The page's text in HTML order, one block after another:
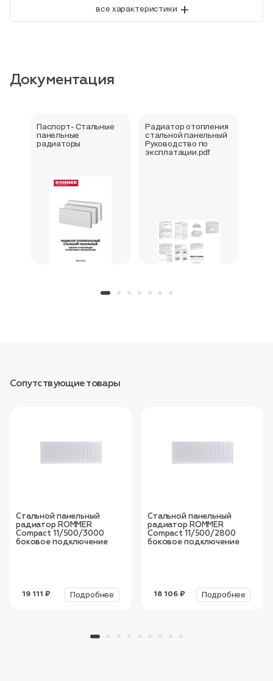
все характеристики +
Документация
Паспорт- Стальные
панельные
радиаторы
Радиатор отопления
стальной панельный
Руководство по
эксплатации.pdf
Сопутствующие товары
Стальной панельный
радиатор ROMMER
Compact 11/500/3000
боковое подключение
19 111 ₽ Подробнее
Стальной панельный
радиатор ROMMER
Compact 11/500/2800
боковое подключение
18 106 ₽ Подробнее